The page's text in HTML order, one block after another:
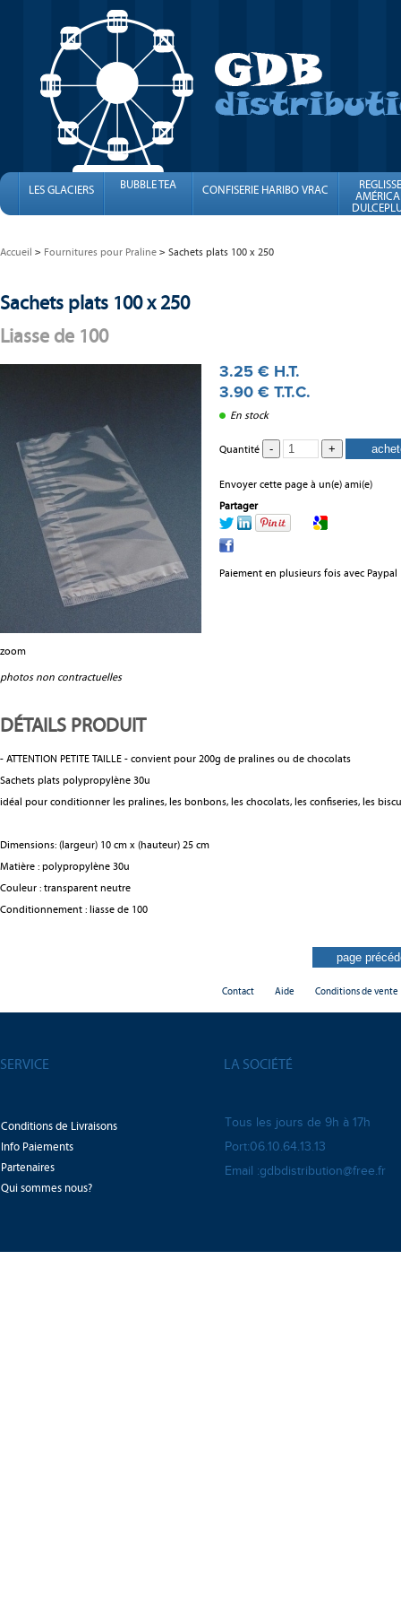
LES GLACIERS BUBBLE TEA CONFISERIE HARIBO VRAC
FINI
Accueil Fournitures pour Praline Sachets plats 100 x 250
Sachets plats 100 x 250
Liasse de 100
zoom
photos non contractuelles
3.25 € H.T.
3.90 € T.T.C.
En stock
Quantité
Envoyer cette page à un(e) ami(e)
Partager
Paiement en plusieurs fois avec Paypal
DÉTAILS PRODUIT
- ATTENTION PETITE TAILLE - convient pour 200g de pralines ou de chocolats
Sachets plats polypropylène 30u
idéal pour conditionner les pralines, les bonbons, les chocolats, les confiseries, les
Dimensions: (largeur) 10 cm x (hauteur) 25 cm
Matière : polypropylène 30u
Couleur : transparent neutre
Conditionnement : liasse de 100
Contact Aide Conditions de vente
SERVICE LA SOCIÉTÉ
Conditions de Livraisons
Info Paiements
Partenaires
Qui sommes nous?
Tous les jours de 9h à 17h
Port:06.10.64.13.13
Email :gdbdistribution@free.fr